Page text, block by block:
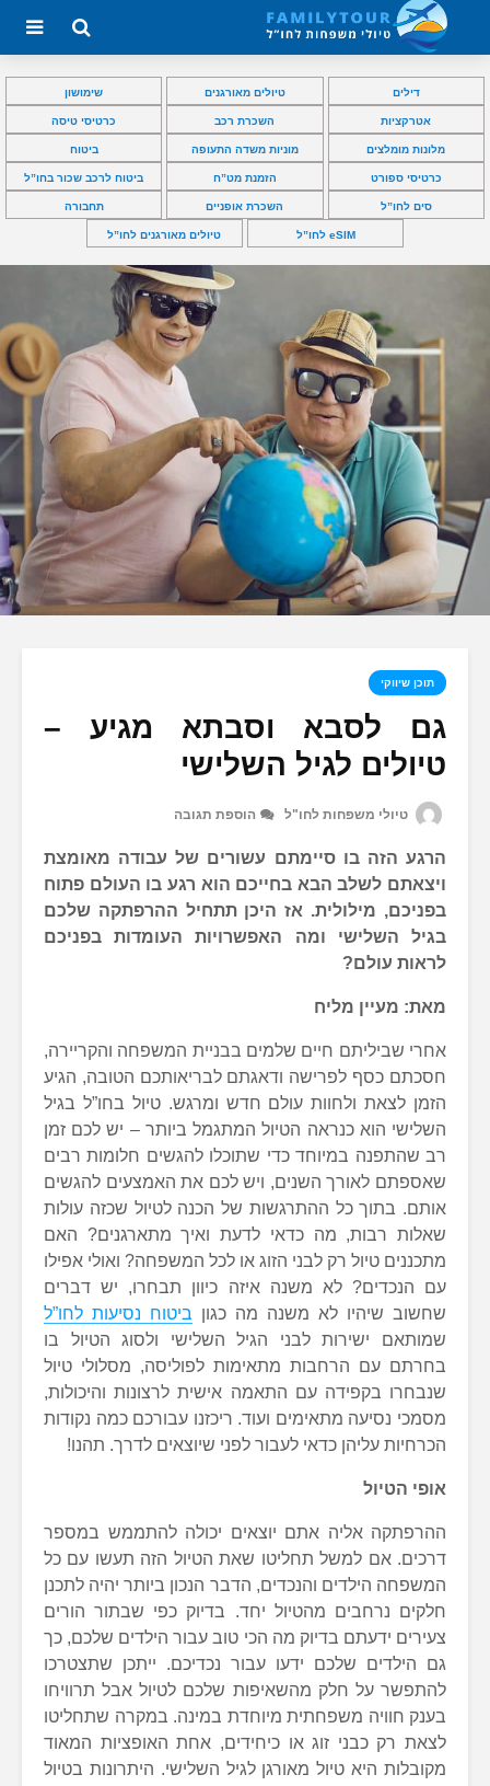
דילים טיולים מאורגנים שימושון
אטרקציות השכרת רכב כרטיסי טיסה
מלונות מומלצים מוניות משדה התעופה ביטוח
כרטיסי ספורט הזמנת מט”ח ביטוח לרכב שכור בחו”ל
סים לחו”ל השכרת אופניים תחבורה
eSIM לחו”ל טיולים מאורגנים לחו”ל
תוכן שיווקי
גם לסבא וסבתא מגיע –
טיולים לגיל השלישי
טיולי משפחות לחו"ל הוספת תגובה
הרגע הזה בו סיימתם עשורים של עבודה מאומצת
ויצאתם לשלב הבא בחייכם הוא רגע בו העולם פתוח
בפניכם, מילולית. אז היכן תתחיל ההרפתקה שלכם
בגיל השלישי ומה האפשרויות העומדות בפניכם
לראות עולם?
מאת: מעיין מליח
אחרי שביליתם חיים שלמים בבניית המשפחה והקריירה,
חסכתם כסף לפרישה ודאגתם לבריאותכם הטובה, הגיע
הזמן לצאת ולחוות עולם חדש ומרגש. טיול בחו”ל בגיל
השלישי הוא כנראה הטיול המתגמל ביותר – יש לכם זמן
רב שהתפנה במיוחד כדי שתוכלו להגשים חלומות רבים
שאספתם לאורך השנים, ויש לכם את האמצעים להגשים
אותם. בתוך כל ההתרגשות של הכנה לטיול שכזה עולות
שאלות רבות, מה כדאי לדעת ואיך מתארגנים? האם
מתכננים טיול רק לבני הזוג או לכל המשפחה? ואולי אפילו
עם הנכדים? לא משנה איזה כיוון תבחרו, יש דברים
שחשוב שיהיו לא משנה מה כגון ביטוח נסיעות לחו”ל
שמותאם ישירות לבני הגיל השלישי ולסוג הטיול בו
בחרתם עם הרחבות מתאימות לפוליסה, מסלולי טיול
שנבחרו בקפידה עם התאמה אישית לרצונות והיכולות,
מסמכי נסיעה מתאימים ועוד. ריכזנו עבורכם כמה נקודות
הכרחיות עליהן כדאי לעבור לפני שיוצאים לדרך. תהנו!
אופי הטיול
ההרפתקה אליה אתם יוצאים יכולה להתממש במספר
דרכים. אם למשל תחליטו שאת הטיול הזה תעשו עם כל
המשפחה הילדים והנכדים, הדבר הנכון ביותר יהיה לתכנן
חלקים נרחבים מהטיול יחד. בדיוק כפי שבתור הורים
צעירים ידעתם בדיוק מה הכי טוב עבור הילדים שלכם, כך
גם הילדים שלכם ידעו עבור נכדיכם. ייתכן שתצטרכו
להתפשר על חלק מהשאיפות שלכם לטיול אבל תרוויחו
בענק חוויה משפחתית מיוחדת במינה. במקרה שתחליטו
לצאת רק כבני זוג או כיחידים, אחת האופציות המאוד
מקובלות היא טיול מאורגן לגיל השלישי. היתרונות בטיול